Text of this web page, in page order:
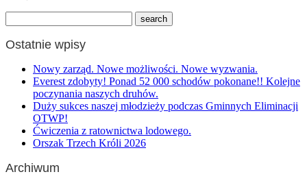
Ostatnie wpisy
Nowy zarząd. Nowe możliwości. Nowe wyzwania.
Everest zdobyty! Ponad 52 000 schodów pokonane!! Kolejne
poczynania naszych druhów.
Duży sukces naszej młodzieży podczas Gminnych Eliminacji
OTWP!
Ćwiczenia z ratownictwa lodowego.
Orszak Trzech Króli 2026
Archiwum